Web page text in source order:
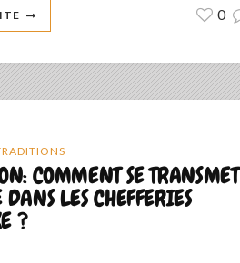
0
COMMENT SE TRANSMET
LES CHEFFERIES
?